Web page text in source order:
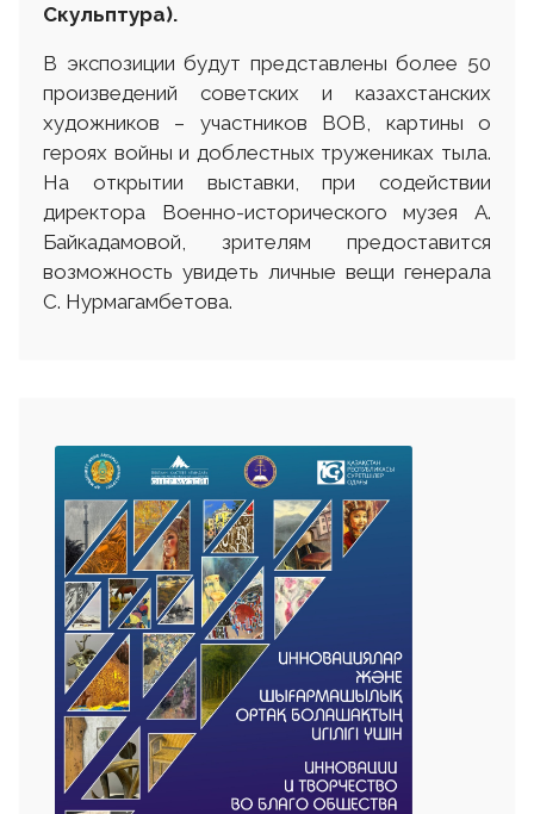
Скульптура).
В экспозиции будут представлены более 50
произведений советских и казахстанских
художников – участников ВОВ, картины о
героях войны и доблестных тружениках тыла.
На открытии выставки, при содействии
директора Военно-исторического музея А.
Байкадамовой, зрителям предоставится
возможность увидеть личные вещи генерала
С. Нурмагамбетова.